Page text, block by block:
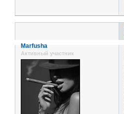
Marfusha
Активный участник